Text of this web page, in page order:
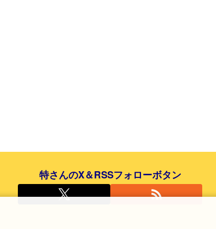
特さんのX＆RSSフォローボタン